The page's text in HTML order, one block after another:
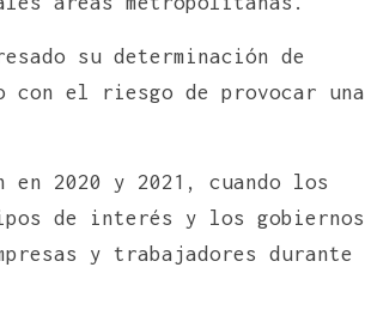
su determinación de
el riesgo de provocar una
en 2020 y 2021, cuando los
de interés y los gobiernos
y trabajadores durante